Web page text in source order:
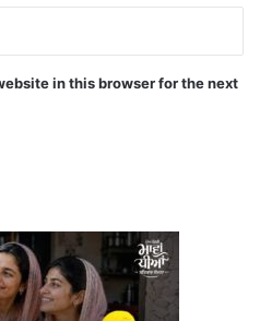
in this browser for the next